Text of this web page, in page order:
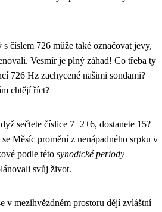
s číslem 726 může také označovat jevy,
Vesmír je plný záhad! Co třeba ty
726 Hz zachycené našimi sondami?
chtějí říct?
sečtete číslice 7+2+6, dostanete 15?
Měsíc promění z nenápadného srpku v
podle této synodické periody
svůj život.
v mezihvězdném prostoru dějí zvláštní